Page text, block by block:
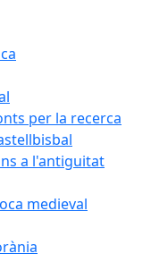
per la recerca
a l'antiguitat
medieval